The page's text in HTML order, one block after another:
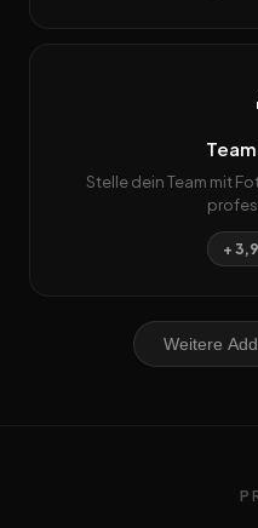
Stelle dein Team mit
+
Weitere